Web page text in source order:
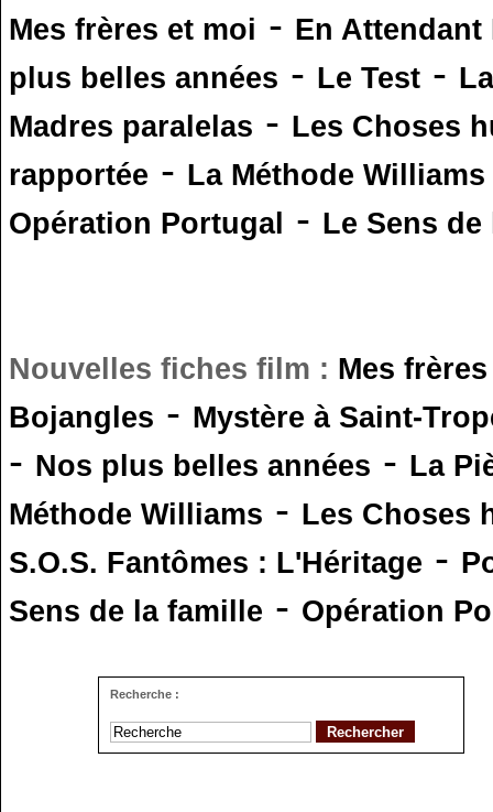
Mes frères et moi - En
plus belles années - Le Test -
Madres paralelas - Les Choses
rapportée - La Méthode Williams
Opération Portugal - Le Sens
Nouvelles fiches film : Mes
Bojangles - Mystère à Saint-
- Nos plus belles années - La
Méthode Williams - Les Choses
S.O.S. Fantômes : L'Héritage -
Sens de la famille - Opération
Recherche :